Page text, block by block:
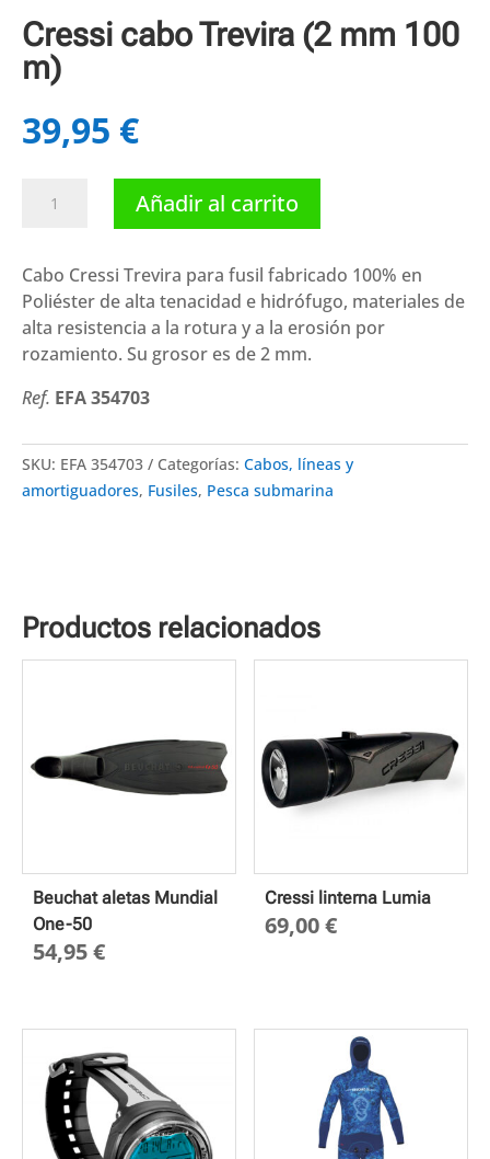
Cressi cabo Trevira (2 mm 100
m)
39,95 €
cabo
(2
mm
100
m)
Añadir al carrito
Cabo Cressi Trevira para fusil fabricado 100% en
Poliéster de alta tenacidad e hidrófugo, materiales de
alta resistencia a la rotura y a la erosión por
rozamiento. Su grosor es de 2 mm.
Ref. EFA 354703
SKU: EFA 354703 Categorías: Cabos, líneas y
amortiguadores, Fusiles, Pesca submarina
Productos relacionados
Beuchat aletas Mundial
One-50
54,95€
Cressi linterna Lumia
69,00€